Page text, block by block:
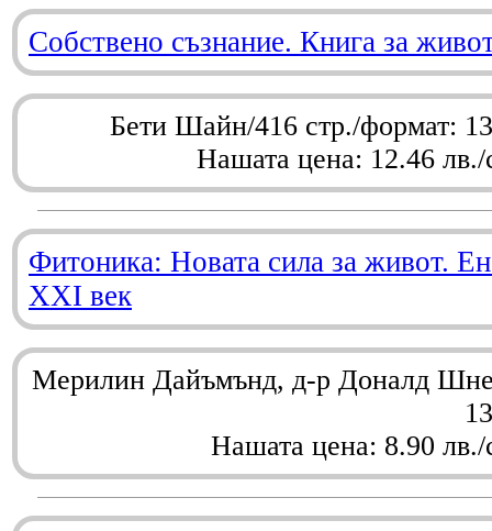
Собствено съзнание. Книга за
Бети Шайн/416 стр./формат:
Нашата цена: 12.46 лв./
Фитоника: Новата сила за живот.
XXI век
Мерилин Дайъмънд, д-р Доналд
Нашата цена: 8.90 лв./